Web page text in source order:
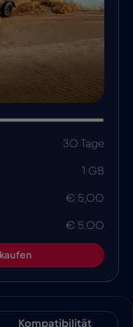
30 Tage
1 GB
€ 5,00
€ 5.00
Kompatibilität